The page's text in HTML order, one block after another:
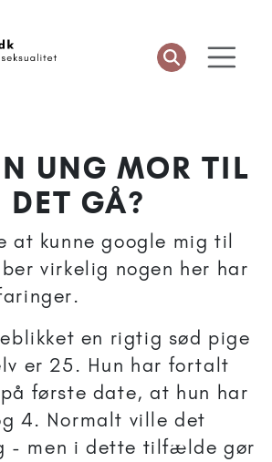
UNG MOR TIL
GÅ?
at kunne google mig til
virkelig nogen her har
en rigtig sød pige
er 25. Hun har fortalt
første date, at hun har
4. Normalt ville det
- men i dette tilfælde gør